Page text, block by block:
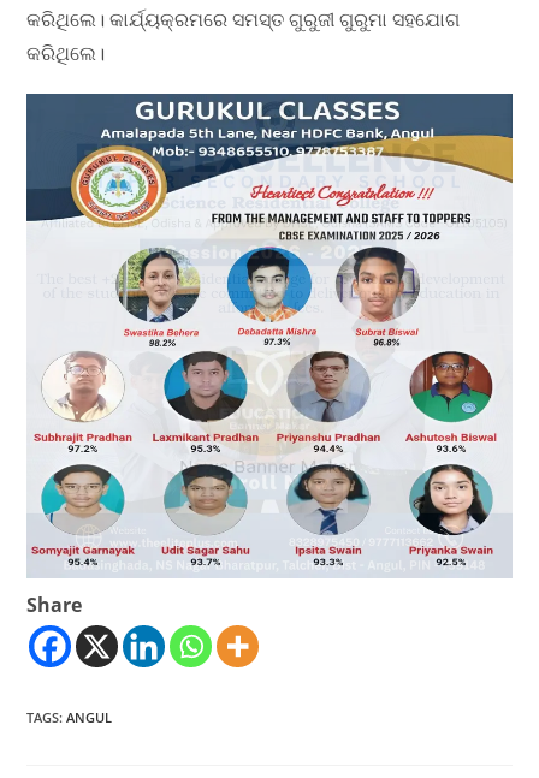
କରିଥିଲେ। କାର୍ଯ୍ୟକ୍ରମରେ ସମସ୍ତ ଗୁରୁଜୀ ଗୁରୁମା ସହଯୋଗ
କରିଥିଲେ।
Share
TAGS:ANGUL